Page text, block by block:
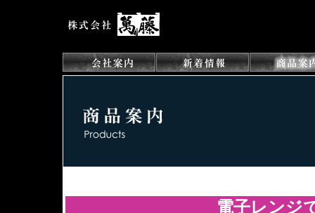
電子レンジ